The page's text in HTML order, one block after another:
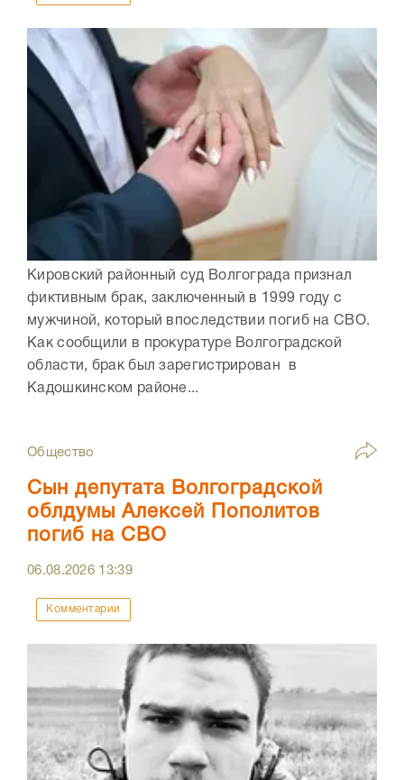
Кировский районный суд Волгограда признал
фиктивным брак, заключенный в 1999 году с
мужчиной, который впоследствии погиб на СВО.
Как сообщили в прокуратуре Волгоградской
области, брак был зарегистрирован в
Кадошкинском районе...
Общество
Сын депутата Волгоградской
облдумы Алексей Пополитов
погиб на СВО
06.08.2026 13:39
Комментарии